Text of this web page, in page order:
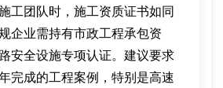
工团队时，施工资质证书如同
企业需持有市政工程承包资
安全设施专项认证。建议要求
完成的工程案例，特别是高速